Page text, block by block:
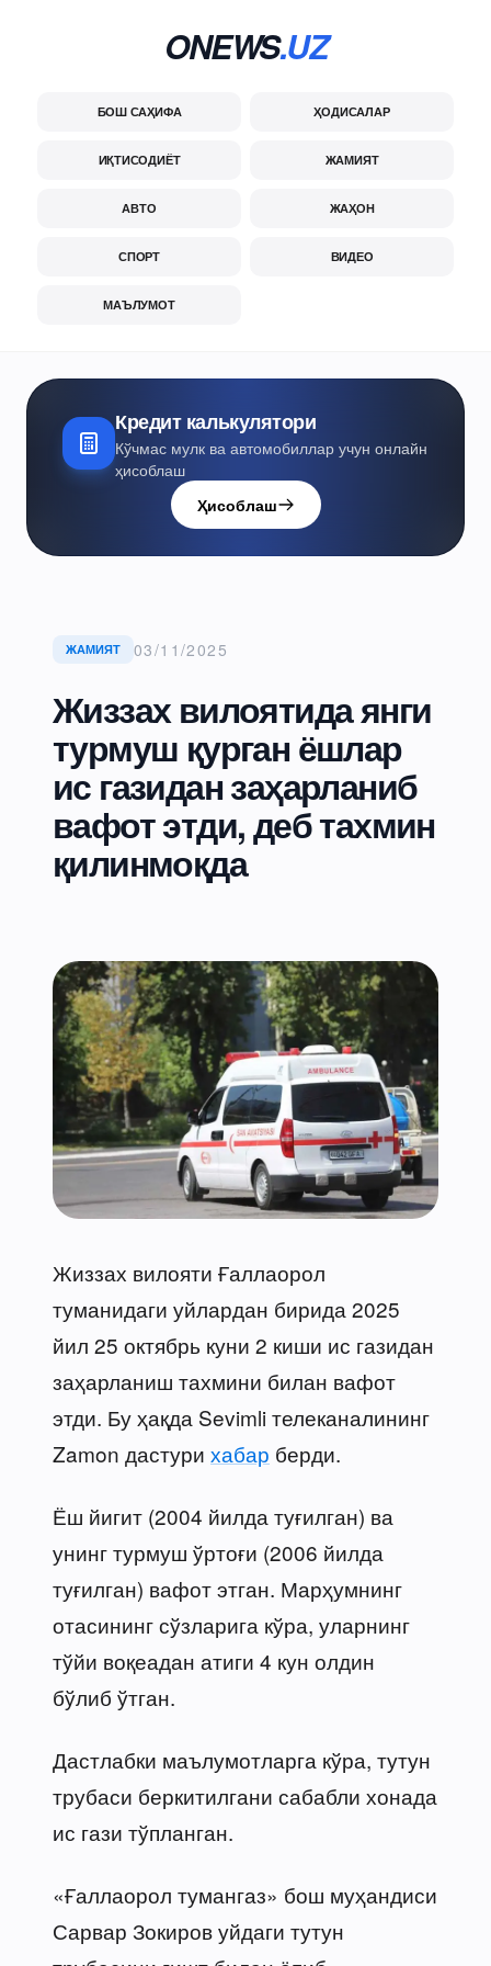
ONEWS.UZ
БОШ САҲИФА ҲОДИСАЛАР
ИҚТИСОДИЁТ ЖАМИЯТ
АВТО ЖАҲОН
СПОРТ ВИДЕО
МАЪЛУМОТ
Кредит калькулятори
Кўчмас мулк ва автомобиллар учун онлайн
ҳисоблаш
Ҳисоблаш
ЖАМИЯТ 03/11/2025
Жиззах вилоятида янги
турмуш қурган ёшлар
ис газидан заҳарланиб
вафот этди, деб тахмин
қилинмоқда
Жиззах вилояти Ғаллаорол
туманидаги уйлардан бирида 2025
йил 25 октябрь куни 2 киши ис газидан
заҳарланиш тахмини билан вафот
этди. Бу ҳақда Sevimli телеканалининг
Zamon дастури хабар берди.
Ёш йигит (2004 йилда туғилган) ва
унинг турмуш ўртоғи (2006 йилда
туғилган) вафот этган. Марҳумнинг
отасининг сўзларига кўра, уларнинг
тўйи воқеадан атиги 4 кун олдин
бўлиб ўтган.
Дастлабки маълумотларга кўра, тутун
трубаси беркитилгани сабабли хонада
ис гази тўпланган.
«Ғаллаорол тумангаз» бош муҳандиси
Сарвар Зокиров уйдаги тутун